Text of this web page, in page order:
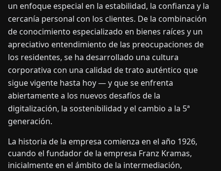
un enfoque especial en la estabilidad, la confianza y la
cercanía personal con los clientes. De la combinación
de conocimiento especializado en bienes raíces y un
apreciativo entendimiento de las preocupaciones de
los residentes, se ha desarrollado una cultura
corporativa con una calidad de trato auténtico que
sigue vigente hasta hoy — y que se enfrenta
abiertamente a los nuevos desafíos de la
digitalización, la sostenibilidad y el cambio a la 5ª
generación.
La historia de la empresa comienza en el año 1926,
cuando el fundador de la empresa Franz Kramas,
inicialmente en el ámbito de la intermediación,